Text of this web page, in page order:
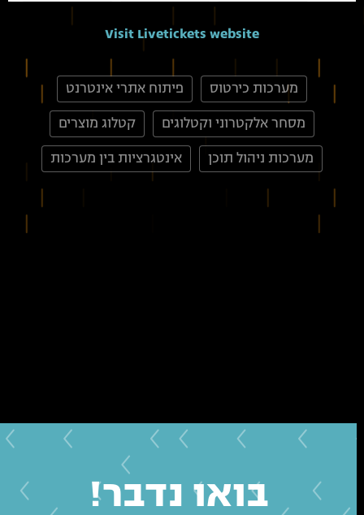
Visit Livetickets website
מערכות כירטוס פיתוח אתרי אינטרנט
מסחר אלקטרוני וקטלוגים קטלוג מוצרים
מערכות ניהול תוכן אינטגרציות בין מערכות
בואו נדבר!